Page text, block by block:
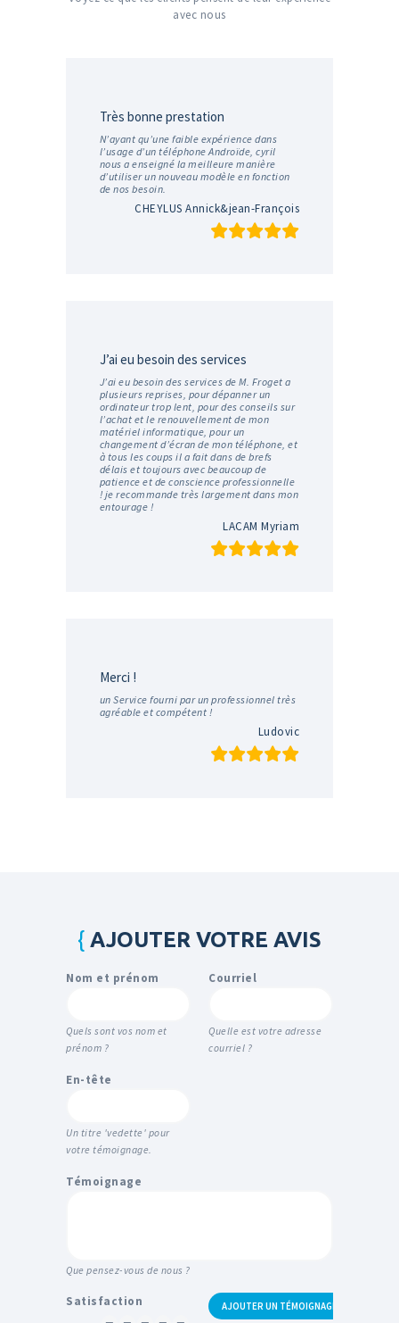
avec nous
Très bonne prestation
N’ayant qu’une faible expérience dans
l’usage d’un téléphone Androïde, cyril
nous a enseigné la meilleure manière
d’utiliser un nouveau modèle en fonction
de nos besoin.
CHEYLUS Annick&jean-François
J’ai eu besoin des services
J’ai eu besoin des services de M. Froget a
plusieurs reprises, pour dépanner un
ordinateur trop lent, pour des conseils sur
l’achat et le renouvellement de mon
matériel informatique, pour un
changement d’écran de mon téléphone, et
à tous les coups il a fait dans de brefs
délais et toujours avec beaucoup de
patience et de conscience professionnelle
! je recommande très largement dans mon
entourage !
LACAM Myriam
Merci !
un Service fourni par un professionnel très
agréable et compétent !
Ludovic
AJOUTER VOTRE AVIS
Nom et prénom
Quels sont vos nom et
prénom ?
Courriel
Quelle est votre adresse
courriel ?
En-tête
Un titre 'vedette' pour
votre témoignage.
Témoignage
Que pensez-vous de nous ?
Satisfaction